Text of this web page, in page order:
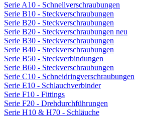
Serie A10 - Schnellverschraubungen
Serie B10 - Steckverschraubungen
Serie B20 - Steckverschraubungen
Serie B20 - Steckverschraubungen neu
Serie B30 - Steckverschraubungen
Serie B40 - Steckverschraubungen
Serie B50 - Steckverbindungen
Serie B60 - Steckverschraubungen
Serie C10 - Schneidringverschraubungen
Serie E10 - Schlauchverbinder
Serie F10 - Fittings
Serie F20 - Drehdurchführungen
Serie H10 & H70 - Schläuche